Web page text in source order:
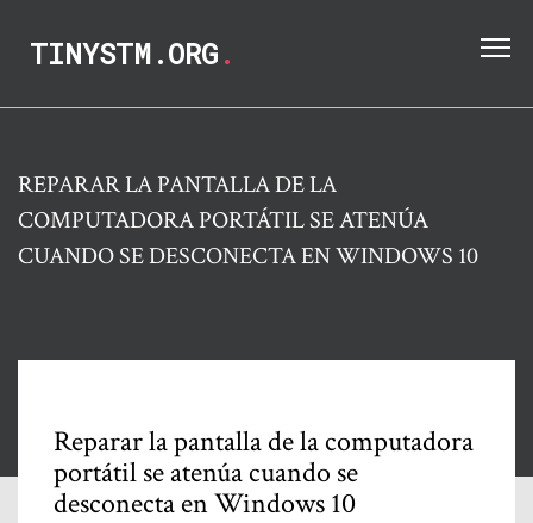
TINYSTM.ORG.
REPARAR LA PANTALLA DE LA
COMPUTADORA PORTÁTIL SE ATENÚA
CUANDO SE DESCONECTA EN WINDOWS 10
Reparar la pantalla de la computadora
portátil se atenúa cuando se
desconecta en Windows 10